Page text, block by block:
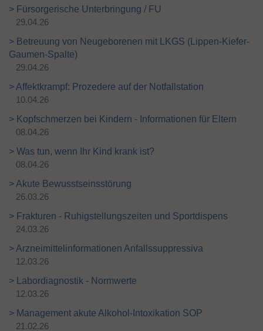
> Fürsorgerische Unterbringung / FU
29.04.26
> Betreuung von Neugeborenen mit LKGS (Lippen-Kiefer-
Gaumen-Spalte)
29.04.26
> Affektkrampf: Prozedere auf der Notfallstation
10.04.26
> Kopfschmerzen bei Kindern - Informationen für Eltern
08.04.26
> Was tun, wenn Ihr Kind krank ist?
08.04.26
> Akute Bewusstseinsstörung
26.03.26
> Frakturen - Ruhigstellungszeiten und Sportdispens
24.03.26
> Arzneimittelinformationen Anfallssuppressiva
12.03.26
> Labordiagnostik - Normwerte
12.03.26
> Management akute Alkohol-Intoxikation SOP
21.02.26